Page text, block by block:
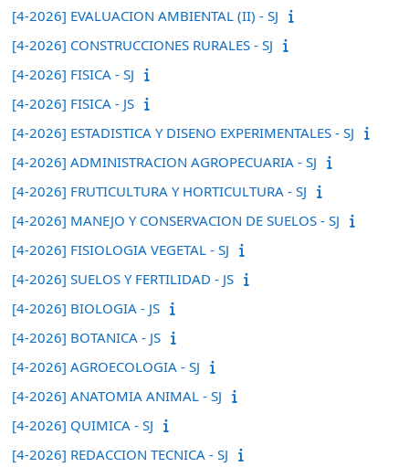
[4-2026] EVALUACION AMBIENTAL (II) - SJ
[4-2026] CONSTRUCCIONES RURALES - SJ
[4-2026] FISICA - SJ
[4-2026] FISICA - JS
[4-2026] ESTADISTICA Y DISENO EXPERIMENTALES - SJ
[4-2026] ADMINISTRACION AGROPECUARIA - SJ
[4-2026] FRUTICULTURA Y HORTICULTURA - SJ
[4-2026] MANEJO Y CONSERVACION DE SUELOS - SJ
[4-2026] FISIOLOGIA VEGETAL - SJ
[4-2026] SUELOS Y FERTILIDAD - JS
[4-2026] BIOLOGIA - JS
[4-2026] BOTANICA - JS
[4-2026] AGROECOLOGIA - SJ
[4-2026] ANATOMIA ANIMAL - SJ
[4-2026] QUIMICA - SJ
[4-2026] REDACCION TECNICA - SJ